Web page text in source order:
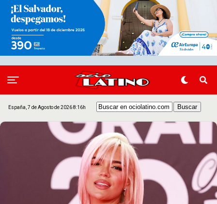
España, 7 de Agosto de 2026 8:16h